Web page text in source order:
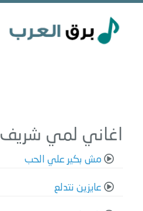
اغاني لمي شريف
مش بكير علي الحب
عايزين نتدلع